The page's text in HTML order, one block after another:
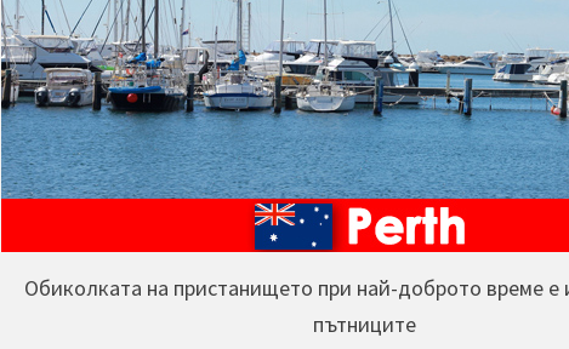
Обиколката на пристанището при най-доброто време е
пътниците